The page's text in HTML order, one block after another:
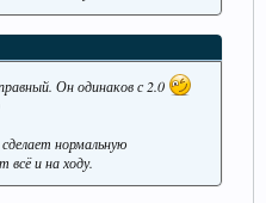
Он одинаков с 2.0
нормальную
всё и на ходу.